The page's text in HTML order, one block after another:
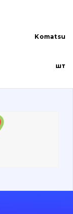
Komatsu
шт